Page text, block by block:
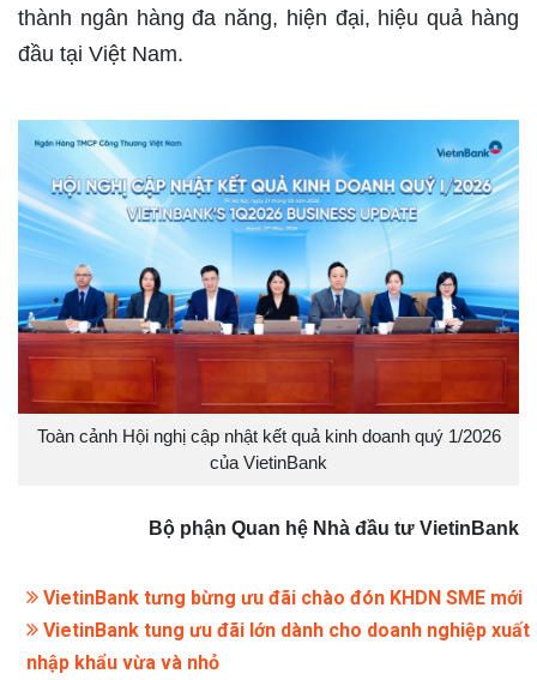
thành ngân hàng đa năng, hiện đại, hiệu quả hàng
đầu tại Việt Nam.
Toàn cảnh Hội nghị cập nhật kết quả kinh doanh quý 1/2026
của VietinBank
Bộ phận Quan hệ Nhà đầu tư VietinBank
VietinBank tưng bừng ưu đãi chào đón KHDN SME mới
VietinBank tung ưu đãi lớn dành cho doanh nghiệp xuất
nhập khẩu vừa và nhỏ